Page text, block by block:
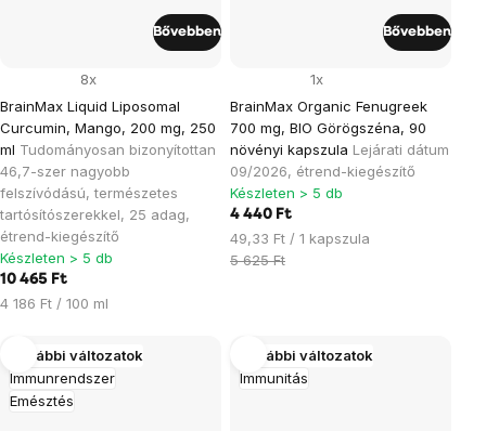
BrainMax Liquid Liposomal
Curcumin, Mango, 200 mg, 250
ml Tudományosan bizonyítottan
46,7-szer nagyobb
felszívódású, természetes
tartósítószerekkel, 25 adag,
étrend-kiegészítő
8x
Készleten > 5 db
10 465 Ft
Egységár:
4 186 Ft / 100 ml
Bővebben
BrainMax Organic Fenugreek
700 mg, BIO Görögszéna, 90
növényi kapszula Lejárati dátum
09/2026, étrend-kiegészítő
1x
Készleten > 5 db
4 440 Ft
Egységár:
49,33 Ft / 1 kapszula
5 625 Ft
Bővebben
Immunrendszer
Emésztés
További változatok
Immunitás
További változatok